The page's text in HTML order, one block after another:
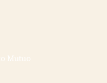
Mutuo